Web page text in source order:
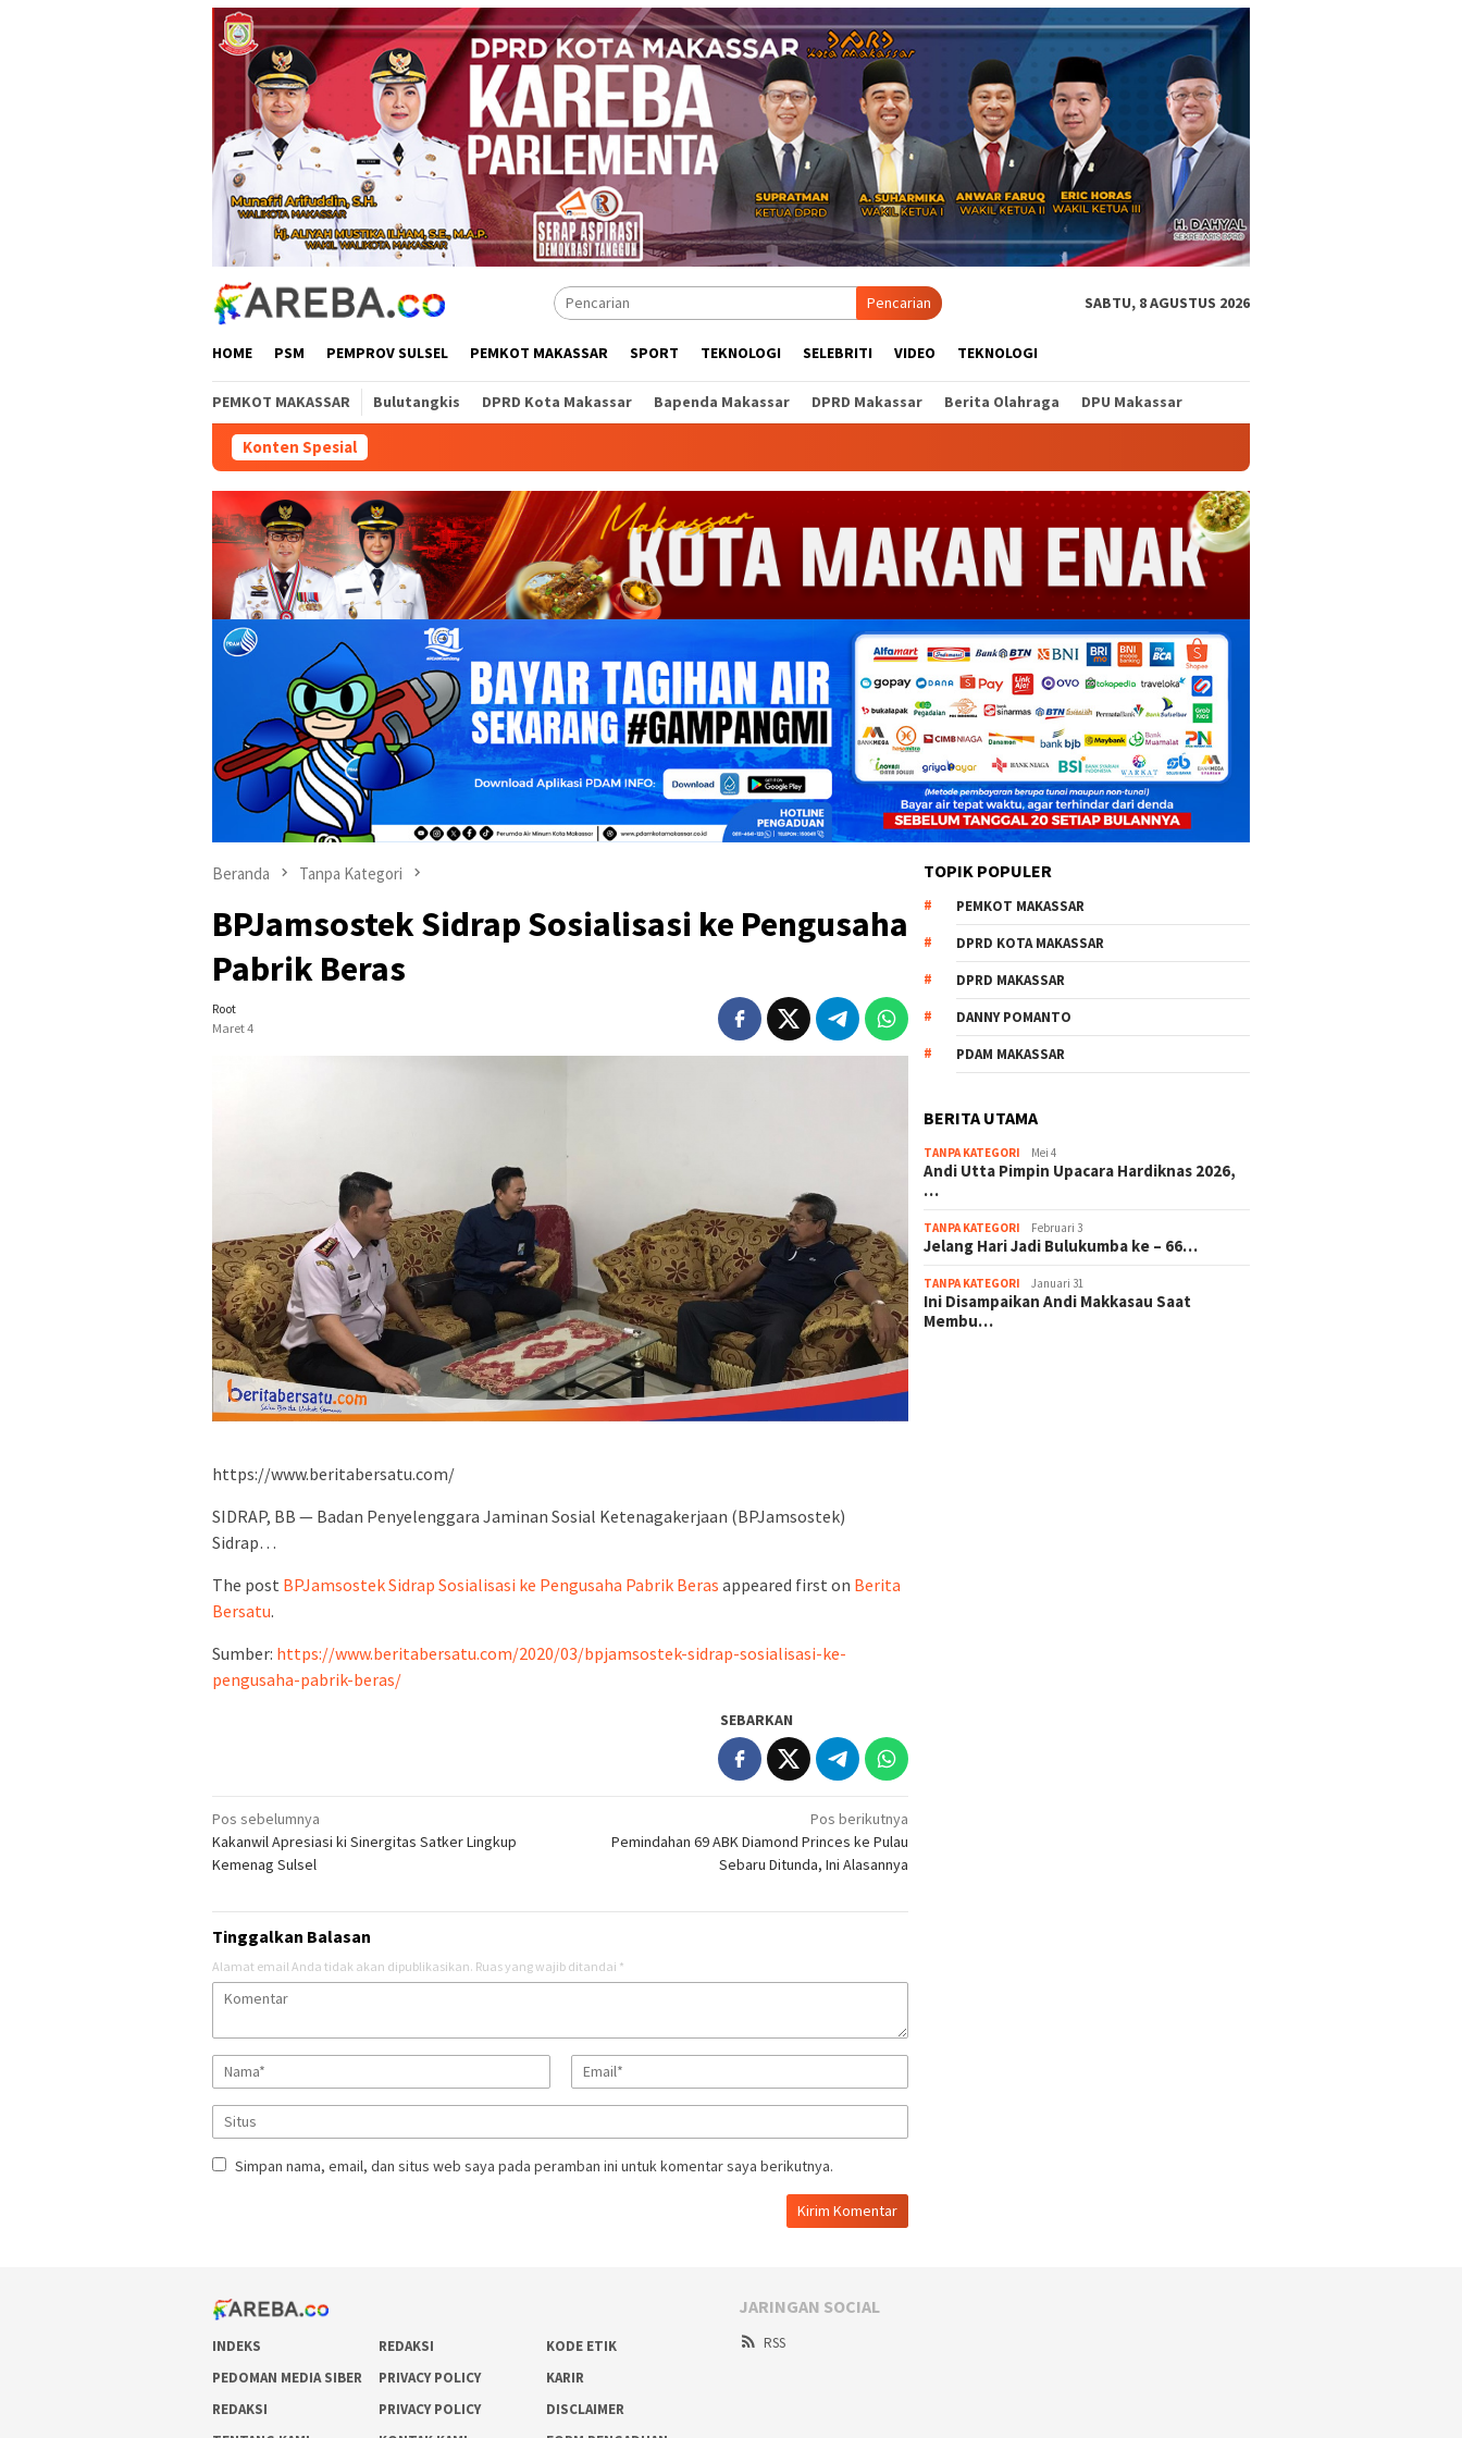
Pencarian SABTU, 8 AGUSTUS 2026
HOME PSM PEMPROV SULSEL PEMKOT MAKASSAR SPORT TEKNOLOGI SELEBRITI VIDEO TEKNOLOGI
PEMKOT MAKASSAR Bulutangkis DPRD Kota Makassar Bapenda Makassar DPRD Makassar Berita Olahraga DPU Makassar
Konten Spesial
Beranda Tanpa Kategori
BPJamsostek Sidrap Sosialisasi ke Pengusaha
Pabrik Beras
Root
Maret 4
https://www.beritabersatu.com/
SIDRAP, BB — Badan Penyelenggara Jaminan Sosial Ketenagakerjaan (BPJamsostek)
Sidrap…
The post BPJamsostek Sidrap Sosialisasi ke Pengusaha Pabrik Beras appeared first on Berita
Bersatu.
Sumber: https://www.beritabersatu.com/2020/03/bpjamsostek-sidrap-sosialisasi-ke-
pengusaha-pabrik-beras/
SEBARKAN
Navigasi
pos
Pos sebelumnya
Kakanwil Apresiasi ki Sinergitas Satker Lingkup
Kemenag Sulsel
Pos berikutnya
Pemindahan 69 ABK Diamond Princes ke Pulau
Sebaru Ditunda, Ini Alasannya
Tinggalkan Balasan
Alamat email Anda tidak akan dipublikasikan. Ruas yang wajib ditandai *
Simpan nama, email, dan situs web saya pada peramban ini untuk komentar saya berikutnya.
TOPIK POPULER
PEMKOT MAKASSAR
DPRD KOTA MAKASSAR
DPRD MAKASSAR
DANNY POMANTO
PDAM MAKASSAR
BERITA UTAMA
TANPA KATEGORI Mei 4
Andi Utta Pimpin Upacara Hardiknas 2026,
…
TANPA KATEGORI Februari 3
Jelang Hari Jadi Bulukumba ke – 66…
TANPA KATEGORI Januari 31
Ini Disampaikan Andi Makkasau Saat
Membu…
INDEKS REDAKSI
KODE ETIK
PEDOMAN MEDIA SIBER
PRIVACY POLICY
KARIR
REDAKSI
PRIVACY POLICY
DISCLAIMER
JARINGAN SOCIAL
RSS